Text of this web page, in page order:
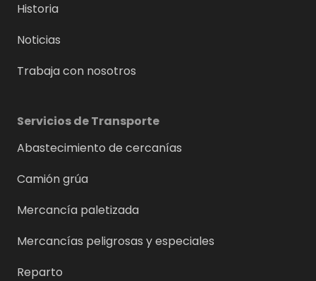
Historia
Noticias
Trabaja con nosotros
Servicios de Transporte
Abastecimiento de cercanías
Camión grúa
Mercancía paletizada
Mercancías peligrosas y especiales
Reparto